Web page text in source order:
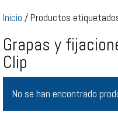
Inicio / Productos
Grapas y
Clip
No se han encontrado